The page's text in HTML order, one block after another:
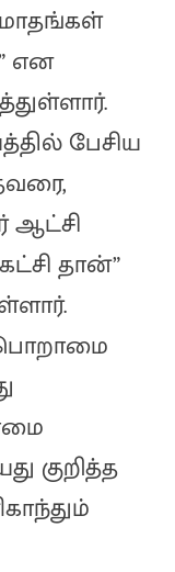
மாதங்கள்
என
பேசிய
ஆட்சி
தான்”
பொறாமை
குறித்த